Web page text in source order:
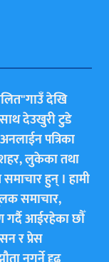
देखि
देउखुरी टुडे
पत्रिका
शहर, लुकेका तथा
हुन् । हामी
समाचार,
गर्दै आईरहेका छाैँ
र प्रेस